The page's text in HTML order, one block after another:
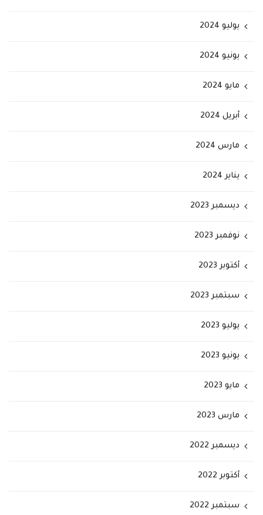
يوليو 2024
يونيو 2024
مايو 2024
أبريل 2024
مارس 2024
يناير 2024
ديسمبر 2023
نوفمبر 2023
أكتوبر 2023
سبتمبر 2023
يوليو 2023
يونيو 2023
مايو 2023
مارس 2023
ديسمبر 2022
أكتوبر 2022
سبتمبر 2022